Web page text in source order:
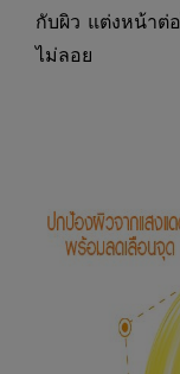
กับผิว แต่งหน้าต่
ไม่ลอย